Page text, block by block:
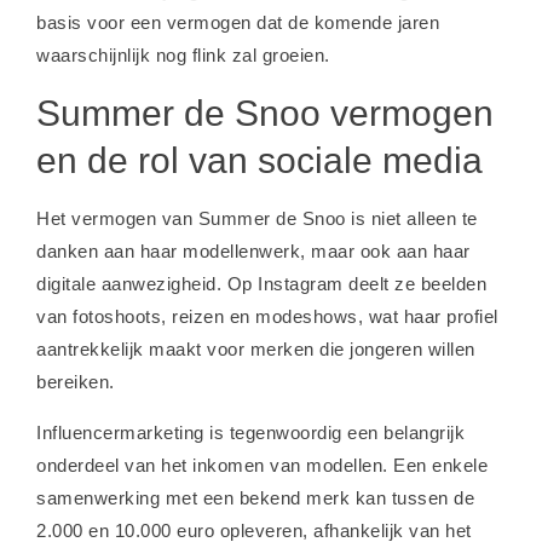
basis voor een vermogen dat de komende jaren
waarschijnlijk nog flink zal groeien.
Summer de Snoo vermogen
en de rol van sociale media
Het vermogen van Summer de Snoo is niet alleen te
danken aan haar modellenwerk, maar ook aan haar
digitale aanwezigheid. Op Instagram deelt ze beelden
van fotoshoots, reizen en modeshows, wat haar profiel
aantrekkelijk maakt voor merken die jongeren willen
bereiken.
Influencermarketing is tegenwoordig een belangrijk
onderdeel van het inkomen van modellen. Een enkele
samenwerking met een bekend merk kan tussen de
2.000 en 10.000 euro opleveren, afhankelijk van het